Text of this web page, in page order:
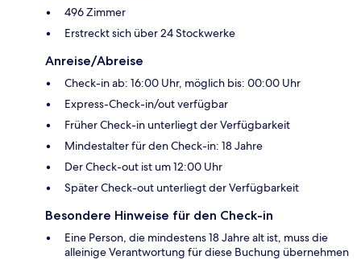
496 Zimmer
Erstreckt sich über 24 Stockwerke
Anreise/Abreise
Check-in ab: 16:00 Uhr, möglich bis: 00:00 Uhr
Express-Check-in/out verfügbar
Früher Check-in unterliegt der Verfügbarkeit
Mindestalter für den Check-in: 18 Jahre
Der Check-out ist um 12:00 Uhr
Später Check-out unterliegt der Verfügbarkeit
Besondere Hinweise für den Check-in
Eine Person, die mindestens 18 Jahre alt ist, muss die
alleinige Verantwortung für diese Buchung übernehmen